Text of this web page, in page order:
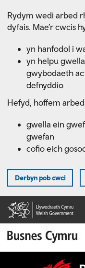
main
Rydym wedi arbed
dyfais. Mae’r cwcis
yn hanfodol i
yn helpu
gwybodaeth ac
defnyddio
Hefyd, hoffem
gwella ein
gwefan
cofio eich
Derbyn pob cwci